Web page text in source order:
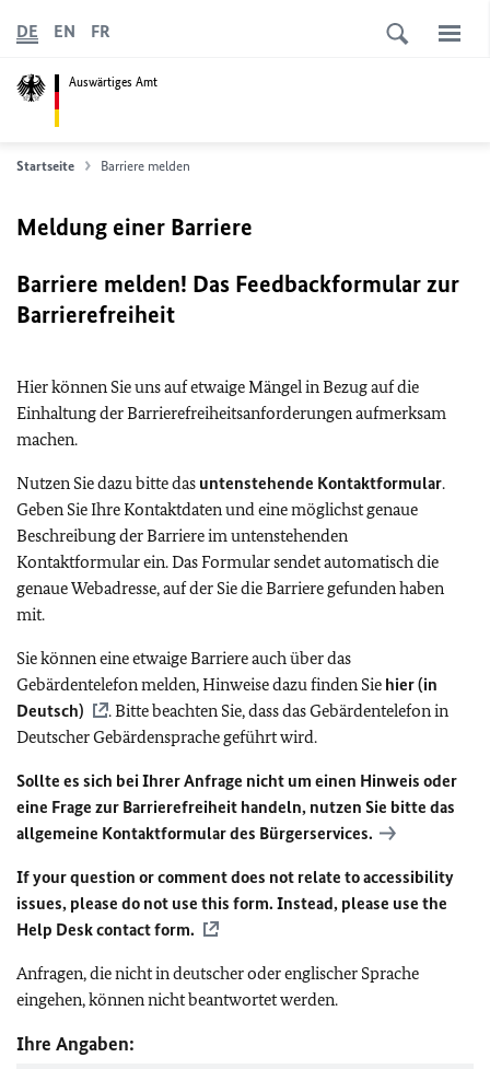
Auswärtiges Amt
DE EN FR
Startseite Barriere melden
Meldung einer Barriere
Barriere melden! Das Feedbackformular zur
Barrierefreiheit
Hier können Sie uns auf etwaige Mängel in Bezug auf die
Einhaltung der Barrierefreiheitsanforderungen aufmerksam
machen.
Nutzen Sie dazu bitte das untenstehende Kontaktformular.
Geben Sie Ihre Kontaktdaten und eine möglichst genaue
Beschreibung der Barriere im untenstehenden
Kontaktformular ein. Das Formular sendet automatisch die
genaue Webadresse, auf der Sie die Barriere gefunden haben
mit.
Sie können eine etwaige Barriere auch über das
Gebärdentelefon melden, Hinweise dazu finden Sie hier (in
Deutsch)
. Bitte beachten Sie, dass das Gebärdentelefon in
Deutscher Gebärdensprache geführt wird.
Sollte es sich bei Ihrer Anfrage nicht um einen Hinweis oder
eine Frage zur Barrierefreiheit handeln, nutzen Sie bitte das
allgemeine Kontaktformular des Bürgerservices.
If your question or comment does not relate to accessibility
issues, please do not use this form. Instead, please use the
Help Desk contact form.
Anfragen, die nicht in deutscher oder englischer Sprache
eingehen, können nicht beantwortet werden.
Ihre Angaben: